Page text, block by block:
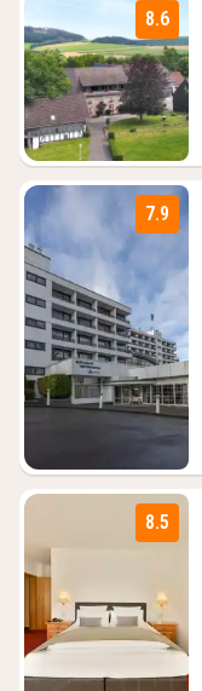
8.6
7.9
8.5